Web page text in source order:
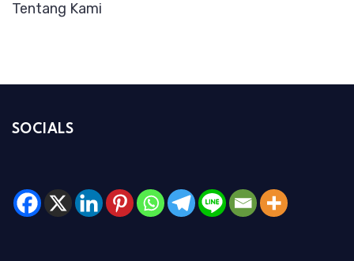
Tentang Kami
SOCIALS